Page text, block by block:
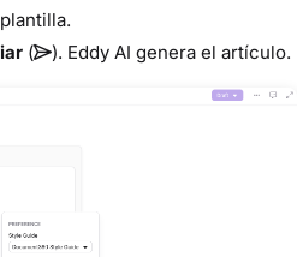
( ). Eddy AI genera el artículo.